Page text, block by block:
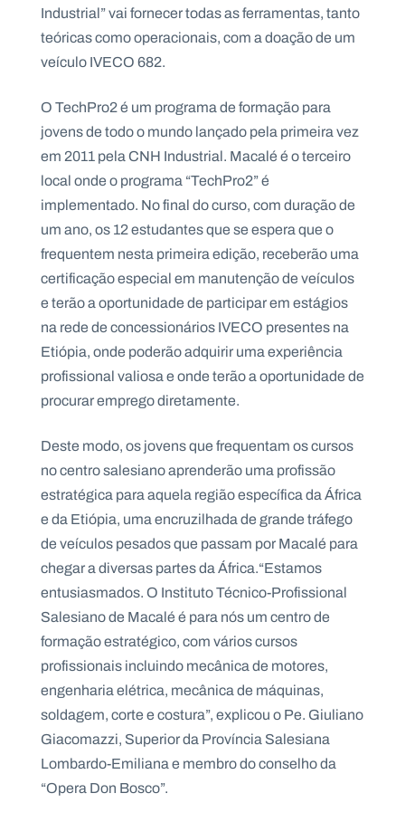
Industrial” vai fornecer todas as ferramentas, tanto
teóricas como operacionais, com a doação de um
veículo IVECO 682.
O TechPro2 é um programa de formação para
jovens de todo o mundo lançado pela primeira vez
em 2011 pela CNH Industrial. Macalé é o terceiro
local onde o programa “TechPro2” é
implementado. No final do curso, com duração de
um ano, os 12 estudantes que se espera que o
frequentem nesta primeira edição, receberão uma
certificação especial em manutenção de veículos
e terão a oportunidade de participar em estágios
na rede de concessionários IVECO presentes na
Etiópia, onde poderão adquirir uma experiência
profissional valiosa e onde terão a oportunidade de
procurar emprego diretamente.
Deste modo, os jovens que frequentam os cursos
no centro salesiano aprenderão uma profissão
estratégica para aquela região específica da África
e da Etiópia, uma encruzilhada de grande tráfego
de veículos pesados que passam por Macalé para
chegar a diversas partes da África.“Estamos
entusiasmados. O Instituto Técnico-Profissional
Salesiano de Macalé é para nós um centro de
formação estratégico, com vários cursos
profissionais incluindo mecânica de motores,
engenharia elétrica, mecânica de máquinas,
soldagem, corte e costura”, explicou o Pe. Giuliano
Giacomazzi, Superior da Província Salesiana
Lombardo-Emiliana e membro do conselho da
“Opera Don Bosco”.
s
N
e
l
tt
e
r